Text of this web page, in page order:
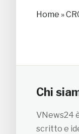
Home »
Chi
VNews24
scritto e